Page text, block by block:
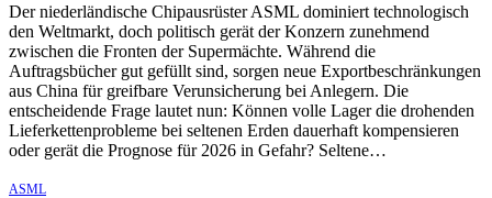
Der niederländische Chipausrüster ASML dominiert technologisch
den Weltmarkt, doch politisch gerät der Konzern zunehmend
zwischen die Fronten der Supermächte. Während die
Auftragsbücher gut gefüllt sind, sorgen neue Exportbeschränkungen
aus China für greifbare Verunsicherung bei Anlegern. Die
entscheidende Frage lautet nun: Können volle Lager die drohenden
Lieferkettenprobleme bei seltenen Erden dauerhaft kompensieren
oder gerät die Prognose für 2026 in Gefahr? Seltene…
ASML